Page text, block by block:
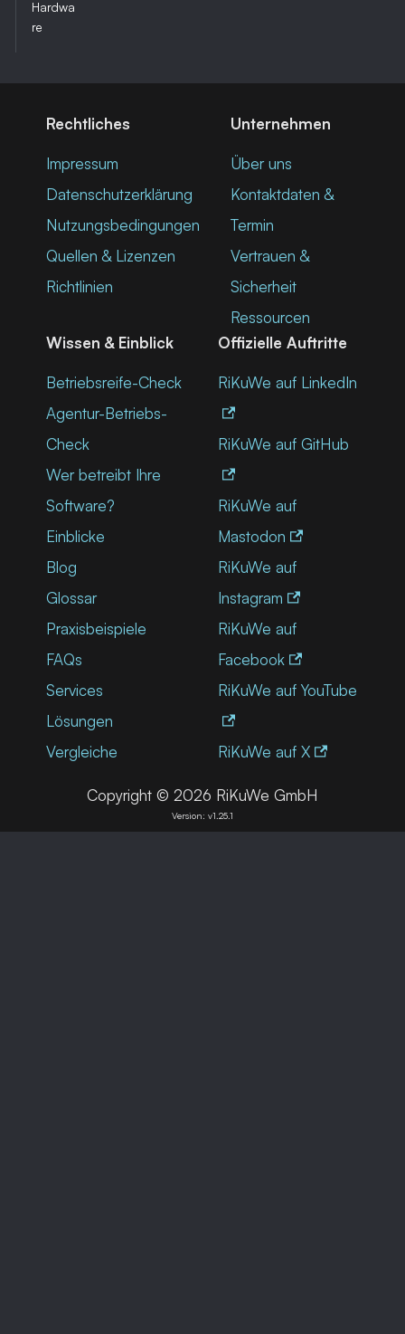
Hardwa
re
Rechtliches
Impressum
Datenschutzerklärung
Nutzungsbedingungen
Quellen & Lizenzen
Richtlinien
Unternehmen
Über uns
Kontaktdaten &
Termin
Vertrauen &
Sicherheit
Ressourcen
Wissen & Einblick
Betriebsreife-Check
Agentur-Betriebs-
Check
Wer betreibt Ihre
Software?
Einblicke
Blog
Glossar
Praxisbeispiele
FAQs
Services
Lösungen
Vergleiche
Offizielle Auftritte
RiKuWe auf LinkedIn
RiKuWe auf GitHub
RiKuWe auf
Mastodon
RiKuWe auf
Instagram
RiKuWe auf
Facebook
RiKuWe auf YouTube
RiKuWe auf X
Copyright © 2026 RiKuWe GmbH
Version: v1.25.1